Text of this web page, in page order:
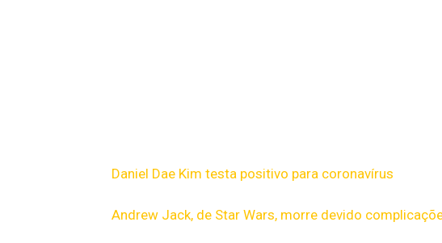
Daniel Dae Kim testa positivo para coronavírus
Andrew Jack, de Star Wars, morre devido